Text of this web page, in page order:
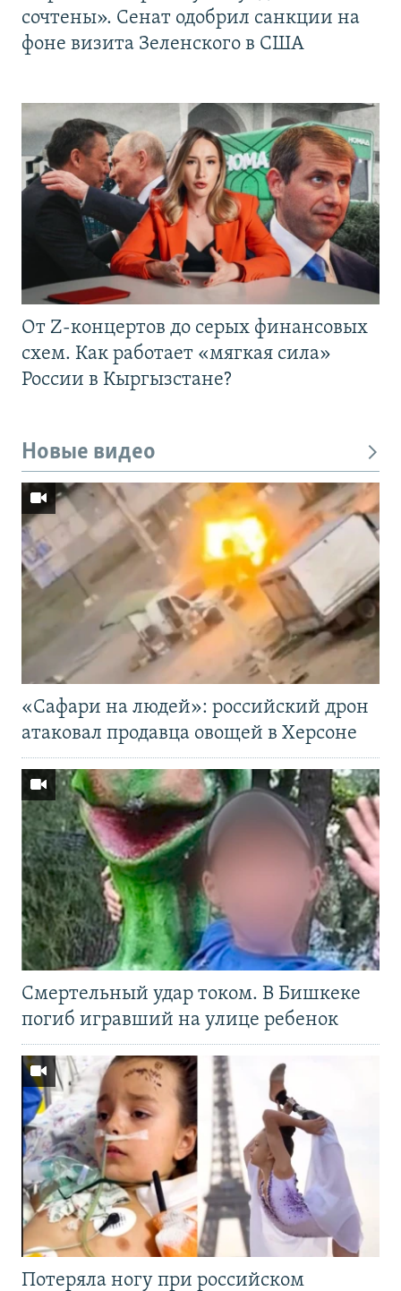
сочтены». Сенат одобрил санкции на
фоне визита Зеленского в США
От Z-концертов до серых финансовых
схем. Как работает «мягкая сила»
России в Кыргызстане?
Новые видео
«Cафари на людей»: российский дрон
атаковал продавца овощей в Херсоне
Смертельный удар током. В Бишкеке
погиб игравший на улице ребенок
Потеряла ногу при российском